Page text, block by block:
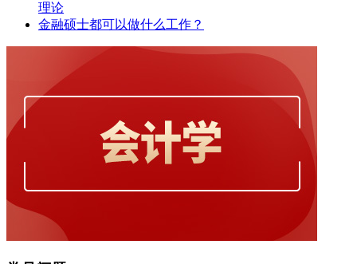
理论
金融硕士都可以做什么工作？